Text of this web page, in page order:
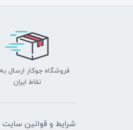
فروشگاه جوکار ارسال
نقاط ایران
شرایط و قوانین سایت